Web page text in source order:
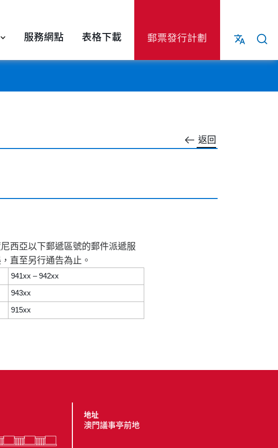
服務網點 表格下載 郵票發行計劃
返回
西亞以下郵遞區號的郵件派遞服
直至另行通告為止。
941xx – 942xx
943xx
915xx
地址
澳門議事亭前地